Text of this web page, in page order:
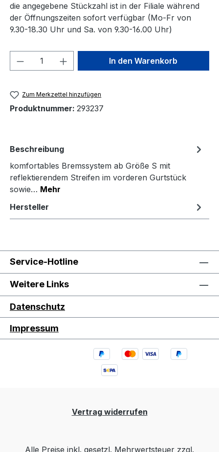
die angegebene Stückzahl ist in der Filiale während
der Öffnungszeiten sofort verfügbar (Mo-Fr von
9.30-18.30 Uhr und Sa. von 9.30-16.00 Uhr)
Produkt Anzahl: Gib denIn den Warenkorb
Zum Merkzettel hinzufügen
Produktnummer: 293237
Beschreibung
komfortables Bremssystem ab Größe S mit
reflektierendem Streifen im vorderen Gurtstück
sowie… Mehr
Hersteller
Service-Hotline
Weitere Links
Datenschutz
Impressum
Vertrag widerrufen
Alle Preise inkl. gesetzl. Mehrwertsteuer zzgl.